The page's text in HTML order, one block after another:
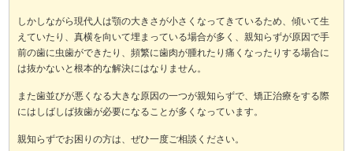
しかしながら現代人は顎の大きさが小さくなってきているため、傾いて生
えていたり、真横を向いて埋まっている場合が多く、親知らずが原因で手
前の歯に虫歯ができたり、頻繁に歯肉が腫れたり痛くなったりする場合に
は抜かないと根本的な解決にはなりません。
また歯並びが悪くなる大きな原因の一つが親知らずで、矯正治療をする際
にはしばしば抜歯が必要になることが多くなっています。
親知らずでお困りの方は、ぜひ一度ご相談ください。